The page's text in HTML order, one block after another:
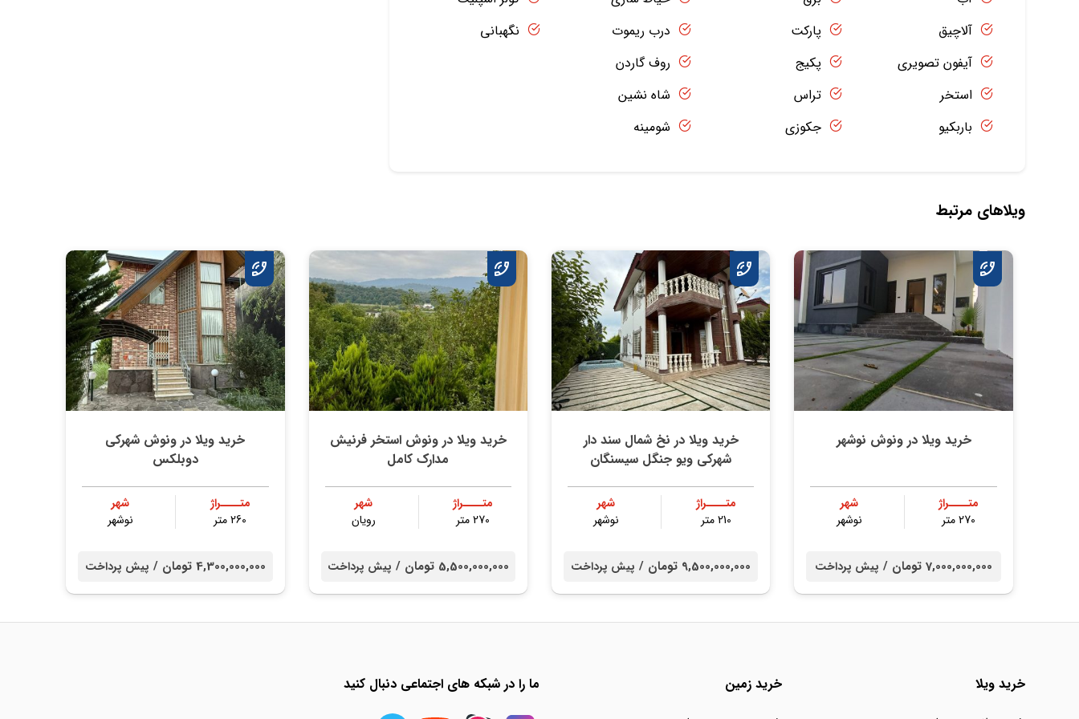
آلاچیق
آیفون تصویری
استخر
باربکیو
پارکت
پکیج
تراس
جکوزی
درب ریموت
روف گاردن
شاه نشین
شومینه
نگهبانی
ویلاهای مرتبط
خرید ویلا در ونوش نوشهر
متــــراژ
270 متر
شهر
نوشهر
7,000,000,000 تومان / پیش پرداخت
خرید ویلا در نخ شمال سند دار
شهرکی ویو جنگل سیسنگان
متــــراژ
210 متر
شهر
نوشهر
9,500,000,000 تومان / پیش پرداخت
خرید ویلا در ونوش استخر فرنیش
مدارک کامل
متــــراژ
270 متر
شهر
رویان
5,500,000,000 تومان / پیش پرداخت
خرید ویلا در ونوش شهرکی
دوبلکس
متــــراژ
260 متر
شهر
نوشهر
4,300,000,000 تومان / پیش پرداخت
خرید ویلا خرید زمین ما را در شبکه های اجتماعی دنبال کنید